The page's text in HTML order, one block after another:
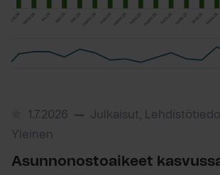
1.7.2026
Julkaisut,
Yleinen
Asunnonostoaikeet